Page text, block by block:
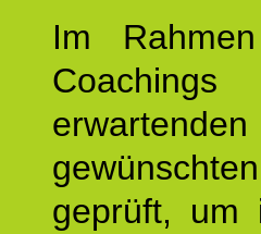
Im
geprüft, um